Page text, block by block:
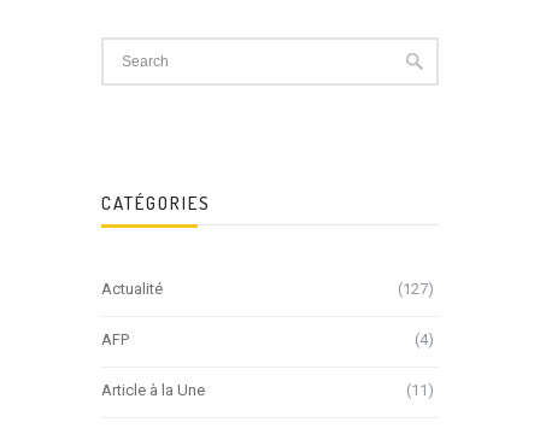
CATÉGORIES
Actualité (127)
AFP (4)
Article à la Une (11)